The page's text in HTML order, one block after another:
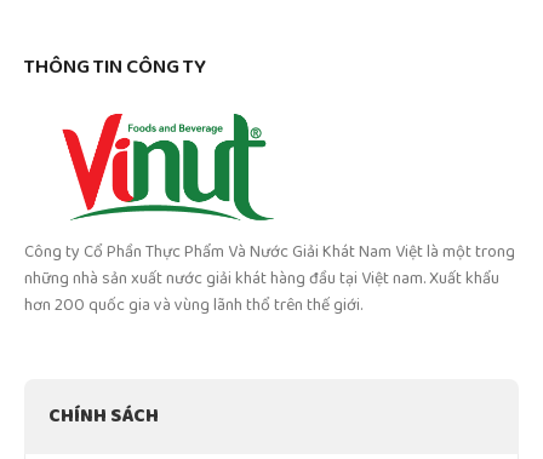
THÔNG TIN CÔNG TY
Công ty Cổ Phần Thực Phẩm Và Nước Giải Khát Nam Việt là một trong
những nhà sản xuất nước giải khát hàng đầu tại Việt nam. Xuất khẩu
hơn 200 quốc gia và vùng lãnh thổ trên thế giới.
CHÍNH SÁCH